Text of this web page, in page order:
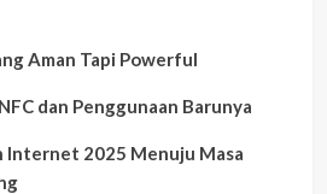
Aman Tapi Powerful
dan Penggunaan Barunya
Internet 2025 Menuju Masa